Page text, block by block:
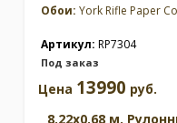
Обои: York Rifle Paper
Артикул: RP7304
Под заказ
Цена 13990 руб.
8.22x0.68 м.